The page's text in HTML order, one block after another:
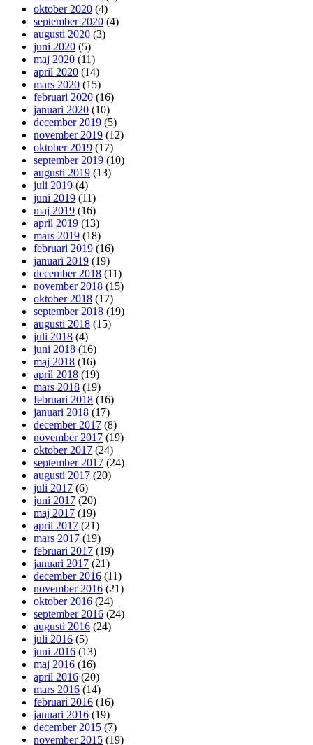
oktober 2020 (4)
september 2020 (4)
augusti 2020 (3)
juni 2020 (5)
maj 2020 (11)
april 2020 (14)
mars 2020 (15)
februari 2020 (16)
januari 2020 (10)
december 2019 (5)
november 2019 (12)
oktober 2019 (17)
september 2019 (10)
augusti 2019 (13)
juli 2019 (4)
juni 2019 (11)
maj 2019 (16)
april 2019 (13)
mars 2019 (18)
februari 2019 (16)
januari 2019 (19)
december 2018 (11)
november 2018 (15)
oktober 2018 (17)
september 2018 (19)
augusti 2018 (15)
juli 2018 (4)
juni 2018 (16)
maj 2018 (16)
april 2018 (19)
mars 2018 (19)
februari 2018 (16)
januari 2018 (17)
december 2017 (8)
november 2017 (19)
oktober 2017 (24)
september 2017 (24)
augusti 2017 (20)
juli 2017 (6)
juni 2017 (20)
maj 2017 (19)
april 2017 (21)
mars 2017 (19)
februari 2017 (19)
januari 2017 (21)
december 2016 (11)
november 2016 (21)
oktober 2016 (24)
september 2016 (24)
augusti 2016 (24)
juli 2016 (5)
juni 2016 (13)
maj 2016 (16)
april 2016 (20)
mars 2016 (14)
februari 2016 (16)
januari 2016 (19)
december 2015 (7)
november 2015 (19)